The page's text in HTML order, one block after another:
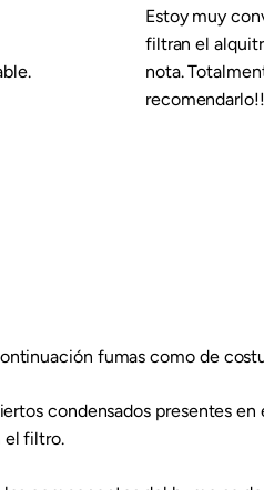
Estoy muy
filtran el
nota.
recomendarlo!!
fumas como de
condensados presentes en
el filtro.